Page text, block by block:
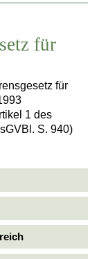
für
für
1 des
S. 940)